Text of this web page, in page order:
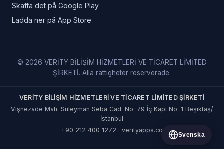
Skaffa det på Google Play
Ladda ner på App Store
© 2026 VERİTY BİLİŞİM HİZMETLERİ VE TİCARET LİMİTED
ŞİRKETİ. Alla rättigheter reserverade.
VERİTY BİLİŞİM HİZMETLERİ VE TİCARET LİMİTED ŞİRKETİ
Vişnezade Mah. Süleyman Seba Cad. No: 79 İç Kapı No: 1 Beşiktaş/
İstanbul
+90 212 400 1272 · verityapps.co
Svenska